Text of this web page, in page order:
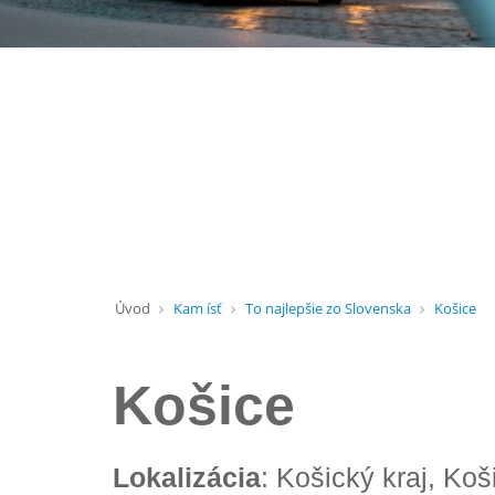
Úvod Kam ísť To najlepšie zo Slovenska Košice
Košice
Lokalizácia: Košický kraj,